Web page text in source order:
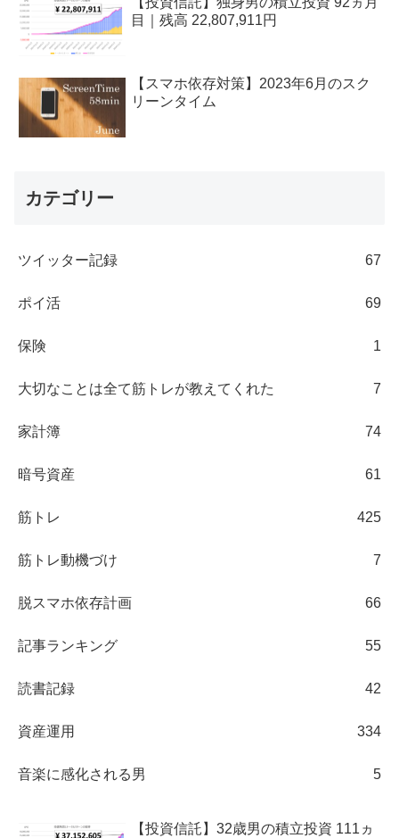
目｜残高 22,807,911円
【スマホ依存対策】2023年6月のスク
リーンタイム
カテゴリー
ツイッター記録 67
ポイ活 69
保険 1
大切なことは全て筋トレが教えてくれた 7
家計簿 74
暗号資産 61
筋トレ 425
筋トレ動機づけ 7
脱スマホ依存計画 66
記事ランキング 55
読書記録 42
資産運用 334
音楽に感化される男 5
【投資信託】32歳男の積立投資 111ヵ